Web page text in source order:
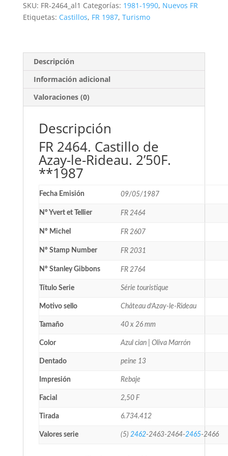
le-
Rideau.
cantidad
SKU: FR-2464_al1 Categorías: 1981-1990, Nuevos FR
Etiquetas: Castillos, FR 1987, Turismo
Descripción
Información adicional
Valoraciones (0)
Descripción
FR 2464. Castillo de
Azay-le-Rideau. 2’50F.
**1987
Fecha Emisión 09/05/1987
Nº Yvert et Tellier FR 2464
Nº Michel FR 2607
Nº Stamp Number FR 2031
Nº Stanley Gibbons FR 2764
Título Serie Série touristique
Motivo sello Château d’Azay-le-Rideau
Tamaño 40 x 26 mm
Color Azul cian | Oliva Marrón
Dentado peine 13
Impresión Rebaje
Facial 2,50 F
Tirada 6.734.412
Valores serie (5) 2462-2463-2464-2465-2466